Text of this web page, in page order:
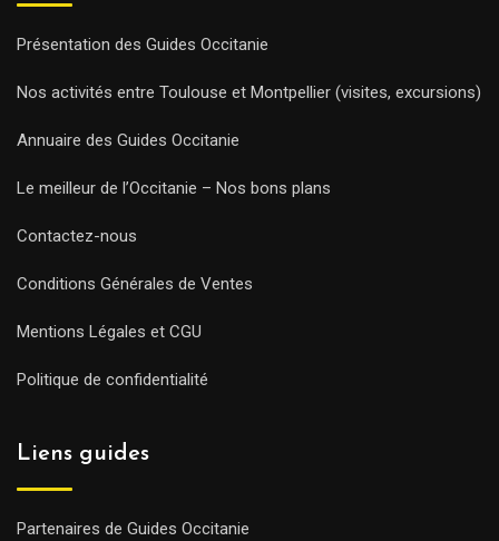
Présentation des Guides Occitanie
Nos activités entre Toulouse et Montpellier (visites, excursions)
Annuaire des Guides Occitanie
Le meilleur de l’Occitanie – Nos bons plans
Contactez-nous
Conditions Générales de Ventes
Mentions Légales et CGU
Politique de confidentialité
Liens guides
Partenaires de Guides Occitanie